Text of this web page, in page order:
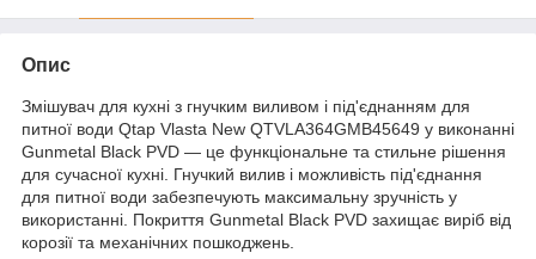
Опис
Змішувач для кухні з гнучким виливом і під'єднанням для
питної води Qtap Vlasta New QTVLA364GMB45649 у виконанні
Gunmetal Black PVD — це функціональне та стильне рішення
для сучасної кухні. Гнучкий вилив і можливість під'єднання
для питної води забезпечують максимальну зручність у
використанні. Покриття Gunmetal Black PVD захищає виріб від
корозії та механічних пошкоджень.